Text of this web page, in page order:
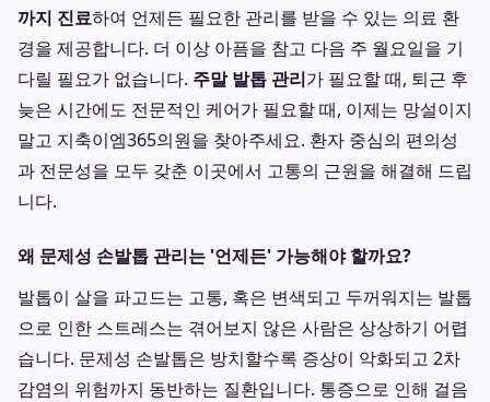
까지 진료하여 언제든 필요한 관리를 받을 수 있는 의료 환
경을 제공합니다. 더 이상 아픔을 참고 다음 주 월요일을 기
다릴 필요가 없습니다. 주말 발톱 관리가 필요할 때, 퇴근 후
늦은 시간에도 전문적인 케어가 필요할 때, 이제는 망설이지
말고 지축이엠365의원을 찾아주세요. 환자 중심의 편의성
과 전문성을 모두 갖춘 이곳에서 고통의 근원을 해결해 드립
니다.
왜 문제성 손발톱 관리는 '언제든' 가능해야 할까요?
발톱이 살을 파고드는 고통, 혹은 변색되고 두꺼워지는 발톱
으로 인한 스트레스는 겪어보지 않은 사람은 상상하기 어렵
습니다. 문제성 손발톱은 방치할수록 증상이 악화되고 2차
감염의 위험까지 동반하는 질환입니다. 통증으로 인해 걸음